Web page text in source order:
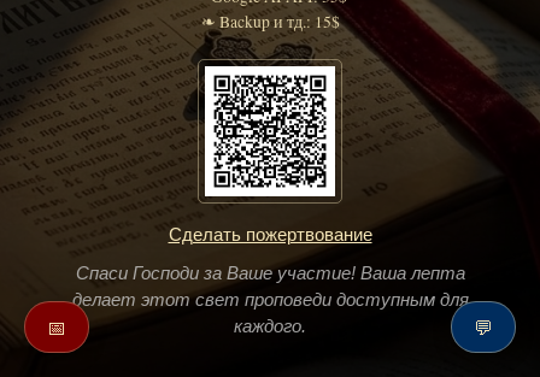
❧ Backup и тд.: 15$
Сделать пожертвование
Спаси Господи за Ваше участие! Ваша лепта
делает этот свет проповеди доступным для
каждого.
📅 💬